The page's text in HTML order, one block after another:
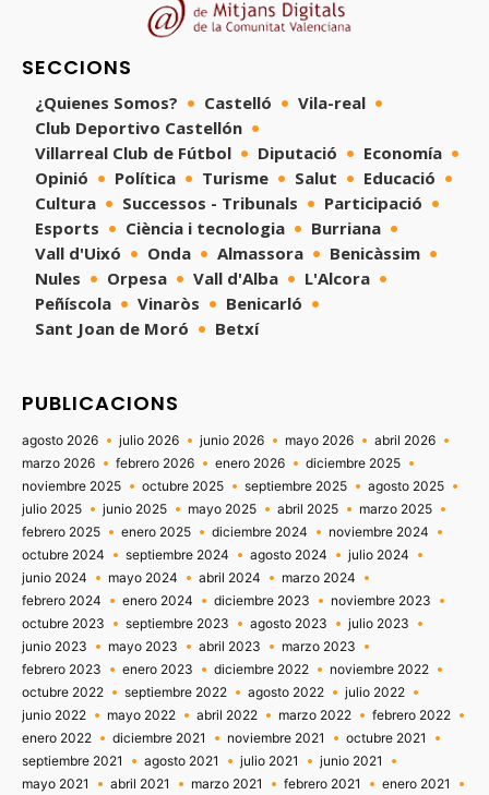
SECCIONS
¿Quienes Somos? Castelló
Vila-real
Club Deportivo Castellón
Villarreal Club de Fútbol
Diputació
Economía
Opinió
Política Turisme Salut
Educació
Cultura
Successos - Tribunals
Participació
Esports
Ciència i tecnologia
Burriana
Vall d'Uixó
Onda Almassora
Benicàssim
Nules
Orpesa Vall d'Alba
L'Alcora
Peñíscola
Vinaròs
Benicarló
Sant Joan de Moró
Betxí
PUBLICACIONS
agosto 2026 julio 2026 junio 2026 mayo 2026
abril 2026
marzo 2026
febrero 2026 enero 2026
diciembre 2025
noviembre 2025
octubre 2025 septiembre 2025
agosto 2025
julio 2025
junio 2025 mayo 2025 abril 2025
marzo 2025
febrero 2025
enero 2025 diciembre 2024
noviembre 2024
octubre 2024
septiembre 2024 agosto 2024
julio 2024
junio 2024
mayo 2024 abril 2024
marzo 2024
febrero 2024
enero 2024 diciembre 2023
noviembre 2023
octubre 2023
septiembre 2023 agosto 2023
julio 2023
junio 2023
mayo 2023 abril 2023
marzo 2023
febrero 2023
enero 2023 diciembre 2022
noviembre 2022
octubre 2022
septiembre 2022 agosto 2022
julio 2022
junio 2022
mayo 2022 abril 2022 marzo 2022
febrero 2022
enero 2022
diciembre 2021 noviembre 2021
octubre 2021
septiembre 2021
agosto 2021 julio 2021
junio 2021
mayo 2021
abril 2021 marzo 2021 febrero 2021
enero 2021